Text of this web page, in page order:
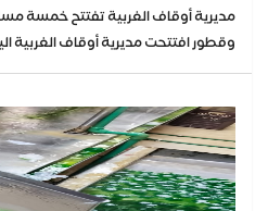
مديرية أوقاف الغربية تفتتح خمسة
وقطور افتتحت مديرية أوقاف الغربية